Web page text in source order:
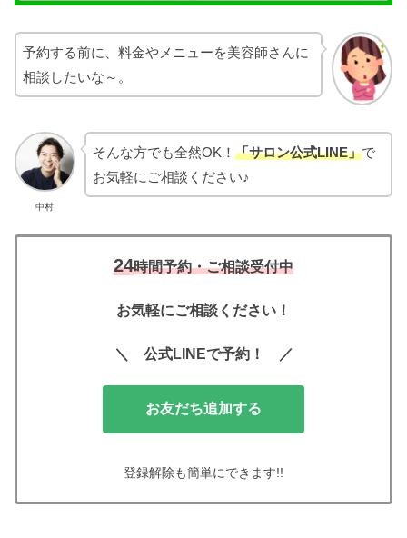
予約する前に、料金やメニューを美容師さんに
相談したいな～。
中村
そんな方でも全然OK！ 「サロン公式LINE」で
お気軽にご相談ください♪
24時間予約・ご相談受付中
お気軽にご相談ください！
＼ 公式LINEで予約！ ／
お友だち追加する
登録解除も簡単にできます!!